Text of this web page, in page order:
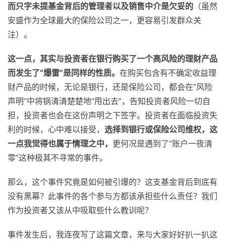
而只字未提基金背后的管理者以及销售中介是欠妥的 （虽然
安盛作为全球最大的保险公司之一，更容易引发群众关
注）。
这一点，其实与投资者在银行购买了一个高风险的理财产品
而发生了“爆雷”是同样的性质。 在购买包含有不确定收益理
财产品的时候，无论是银行，还是保险公司，都会在“风险
声明”中将锅清清楚楚地“甩出去”，告知投资者风险一切自
担，投资者也会在这份声明之下签字。投资者在面临投资失
利的时候，心中难以接受， 选择到银行或保险公司维权，这
一点我觉得也属于情理之中， 更何况是遇到了“账户一夜清
零”这种极其不寻常的事件。
那么，这个事件究竟是如何被引爆的？这支基金背后到底有
没有黑幕？此事件的各个参与方都该承担些什么责任？我们
作为投资者又该从中吸取些什么教训呢？
事件发生后，我连夜写了这篇文章，来与大家好好扒一扒这